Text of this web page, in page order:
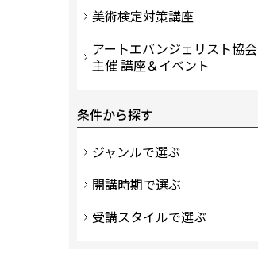
美術検定対策講座
アートエバンジェリスト協会
主催 講座＆イベント
条件から探す
ジャンルで選ぶ
開講時期で選ぶ
受講スタイルで選ぶ